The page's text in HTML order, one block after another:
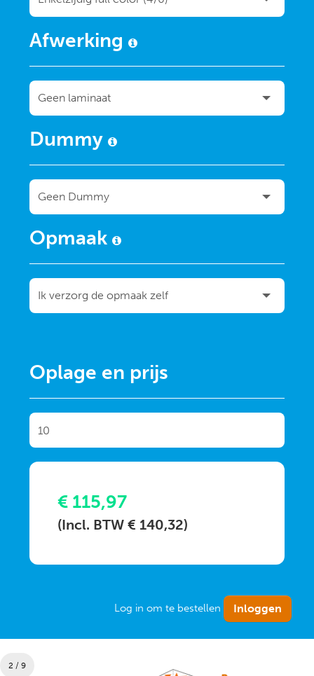
2 / 9
Afwerking
Dummy
Opmaak
Oplage en prijs
€ 115,97
(Incl. BTW € 140,32)
Log in om te bestellen